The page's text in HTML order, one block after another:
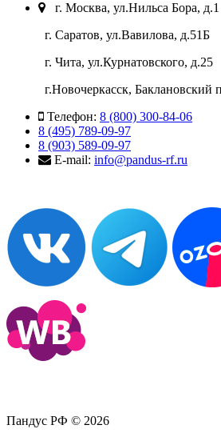
г. Москва, ул.Нильса Бора, д.1
г. Саратов, ул.Вавилова, д.51Б
г. Чита, ул.Курнатовского, д.25
г.Новочеркасск, Баклановский
Телефон: 8 (800) 300-84-06
8 (495) 789-09-97
8 (903) 589-09-97
E-mail: info@pandus-rf.ru
Пандус РФ © 2026